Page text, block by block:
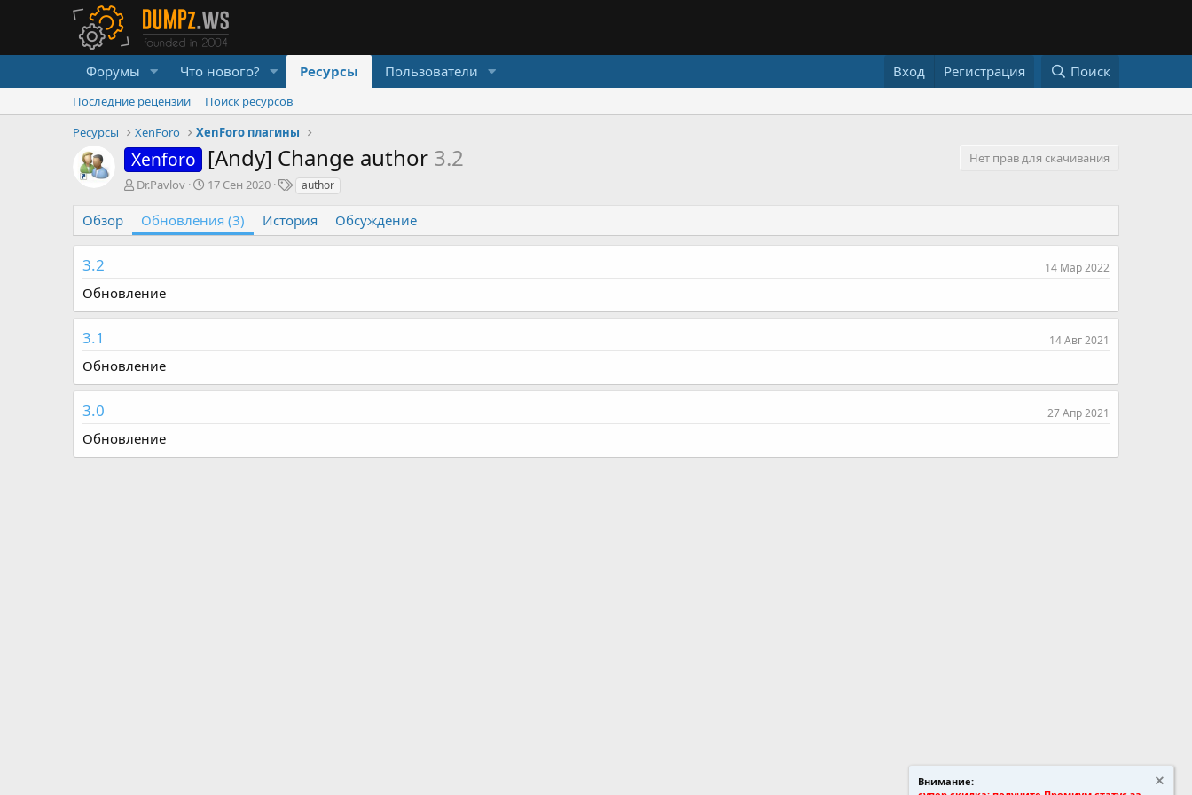
Форумы Что нового? Ресурсы Пользователи Вход Регистрация Поиск
Последние рецензии
Поиск ресурсов
Ресурсы
XenForo XenForo плагины
Xenforo [Andy] Change author 3.2
Нет прав для скачивания
А
о
р
Dr.Pavlov
Д
т
а
с
а
17 Сен 2020
Т
г
и
author
Обзор Обновления (3) История Обсуждение
3.2 14 Мар 2022
Обновление
3.1 14 Авг 2021
Обновление
3.0 27 Апр 2021
Обновление
Внимание: